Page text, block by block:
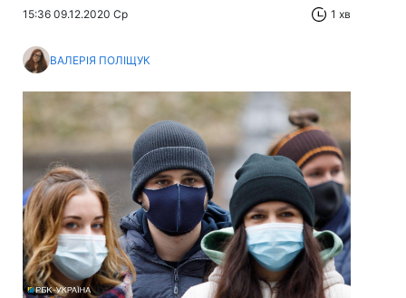
15:36 09.12.2020 Ср 1 хв
ВАЛЕРІЯ ПОЛІЩУК